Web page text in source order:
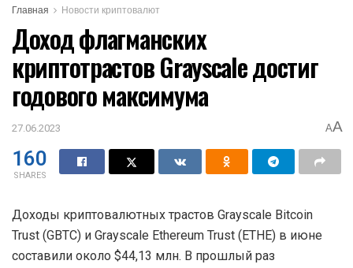
Главная Новости криптовалют
Доход флагманских
криптотрастов Grayscale достиг
годового максимума
27.06.2023 AA
160
SHARES
Доходы криптовалютных трастов Grayscale Bitcoin
Trust (GBTC) и Grayscale Ethereum Trust (ETHE) в июне
составили около $44,13 млн. В прошлый раз